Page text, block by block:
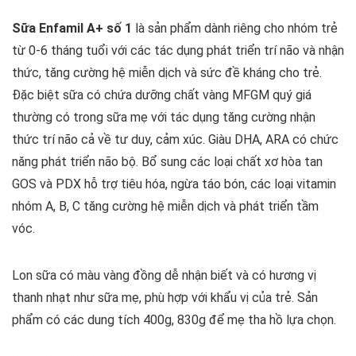
Sữa Enfamil A+ số 1 là sản phẩm dành riêng cho nhóm trẻ
từ 0-6 tháng tuổi với các tác dụng phát triển trí não và nhận
thức, tăng cường hệ miễn dịch và sức đề kháng cho trẻ.
Đặc biệt sữa có chứa dưỡng chất vàng MFGM quý giá
thường có trong sữa mẹ với tác dụng tăng cường nhận
thức trí não cả về tư duy, cảm xúc. Giàu DHA, ARA có chức
năng phát triển não bộ. Bổ sung các loại chất xơ hòa tan
GOS và PDX hỗ trợ tiêu hóa, ngừa táo bón, các loại vitamin
nhóm A, B, C tăng cường hệ miễn dịch và phát triển tầm
vóc.
Lon sữa có màu vàng đồng dễ nhận biết và có hương vị
thanh nhạt như sữa mẹ, phù hợp với khẩu vị của trẻ. Sản
phẩm có các dung tích 400g, 830g để mẹ tha hồ lựa chọn.